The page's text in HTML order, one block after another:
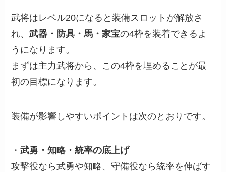
武将はレベル20になると装備スロットが解放さ
れ、武器・防具・馬・家宝の4枠を装着できるよ
うになります。
まずは主力武将から、この4枠を埋めることが最
初の目標になります。
装備が影響しやすいポイントは次のとおりです。
・武勇・知略・統率の底上げ
攻撃役なら武勇や知略、守備役なら統率を伸ばす